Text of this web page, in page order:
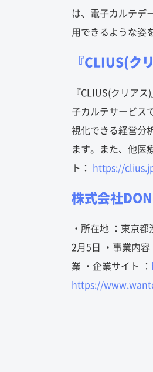
は、電子カルテデ
用できるような姿
『CLIUS(ク
『CLIUS(クリア
子カルテサービス
視化できる経営分
ます。また、他医
ト：
https://
株式会社
・所在地 ：東京
2月5日 ・事業内
業 ・企業サイト ：
https://